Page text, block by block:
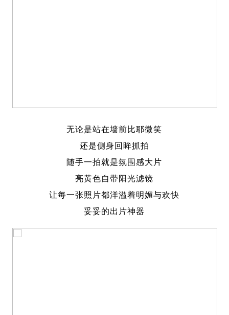
无论是站在墙前比耶微笑
还是侧身回眸抓拍
随手一拍就是氛围感大片
亮黄色自带阳光滤镜
让每一张照片都洋溢着明媚与欢快
妥妥的出片神器